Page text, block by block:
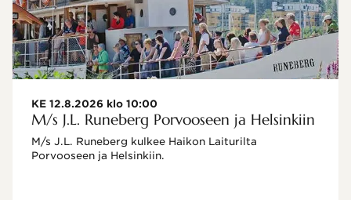
KE 12.8.2026 klo 10:00
M/s J.L. Runeberg Porvooseen ja Helsinkiin
M/s J.L. Runeberg kulkee Haikon Laiturilta
Porvooseen ja Helsinkiin.